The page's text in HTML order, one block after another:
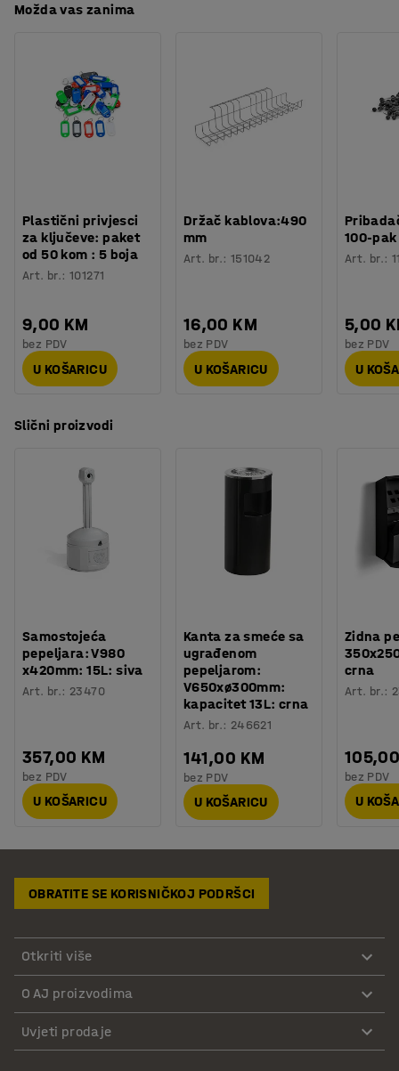
Težina: 0,6 kg
Možda vas zanima
Plastični privjesci
za ključeve: paket
od 50 kom : 5 boja
Art. br.:101271
9,00 KM
bez PDV
U KOŠARICU
Držač kablova:490
mm
Art. br.: 151042
16,00 KM
bez PDV
U KOŠARICU
100-pak
Art. br.:
5,00
bez PDV
U
Slični proizvodi
Samostojeća
pepeljara: V980
x420mm: 15L: siva
Art. br.: 23470
357,00 KM
bez PDV
U KOŠARICU
Kanta za smeće sa
ugrađenom
pepeljarom:
V650xø300mm:
kapacitet 13L: crna
Art. br.: 246621
141,00 KM
bez PDV
U KOŠARICU
Zidna
crna
Art. br.:
bez PDV
U
OBRATITE SE KORISNIČKOJ PODRŠCI
Otkriti više
O AJ proizvodima
Uvjeti prodaje